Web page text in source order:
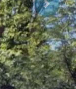
Suivant